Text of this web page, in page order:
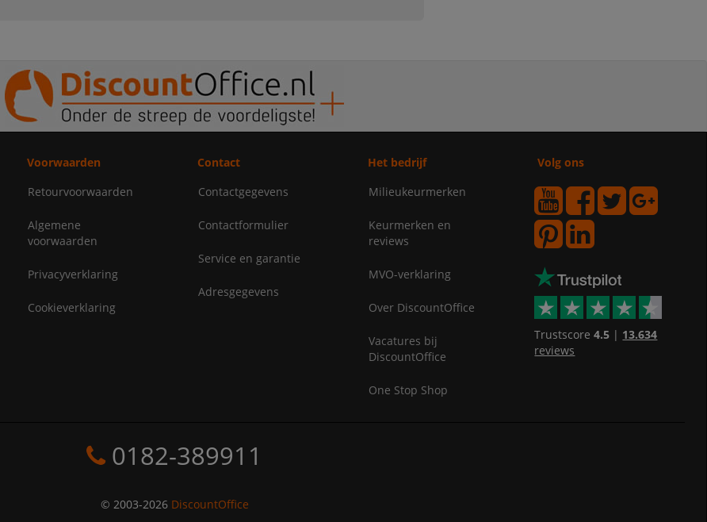
Voorwaarden
Retourvoorwaarden
Algemene
voorwaarden
Privacyverklaring
Cookieverklaring
Contact
Contactgegevens
Contactformulier
Service en garantie
Adresgegevens
Het bedrijf
Milieukeurmerken
Keurmerken en
reviews
MVO-verklaring
Over DiscountOffice
Vacatures bij
DiscountOffice
One Stop Shop
Volg ons
Trustscore4.5 | 13.634
reviews
0182-389911
© 2003-2026 DiscountOffice